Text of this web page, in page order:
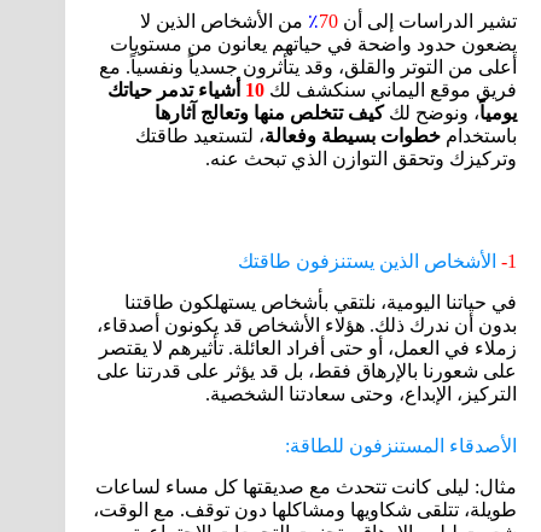
تشير الدراسات إلى أن 70٪ من الأشخاص الذين لا
يضعون حدود واضحة في حياتهم يعانون من مستويات
أعلى من التوتر والقلق، وقد يتأثرون جسدياً ونفسياً. مع
فريق موقع اليماني سنكشف لك 10 أشياء تدمر حياتك
يومياً، ونوضح لككيف تتخلص منها وتعالج آثارها
باستخدام خطوات بسيطة وفعالة، لتستعيد طاقتك
وتركيزك وتحقق التوازن الذي تبحث عنه.
1-
الأشخاص الذين يستنزفون طاقتك
في حياتنا اليومية، نلتقي بأشخاص يستهلكون طاقتنا
بدون أن ندرك ذلك. هؤلاء الأشخاص قد يكونون أصدقاء،
زملاء في العمل، أو حتى أفراد العائلة. تأثيرهم لا يقتصر
على شعورنا بالإرهاق فقط، بل قد يؤثر على قدرتنا على
التركيز، الإبداع، وحتى سعادتنا الشخصية.
الأصدقاء المستنزفون للطاقة:
مثال: ليلى كانت تتحدث مع صديقتها كل مساء لساعات
طويلة، تتلقى شكاويها ومشاكلها دون توقف. مع الوقت،